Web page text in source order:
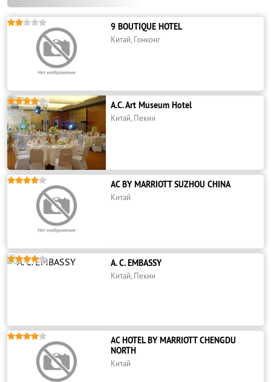
 9 BOUTIQUE HOTEL
Китай, Гонконг
 A.C. Art Museum Hotel
Китай, Пекин
 AC BY MARRIOTT SUZHOU CHINA
Китай
 A. C. EMBASSY
Китай, Пекин

AC HOTEL BY MARRIOTT CHENGDU
NORTH
Китай